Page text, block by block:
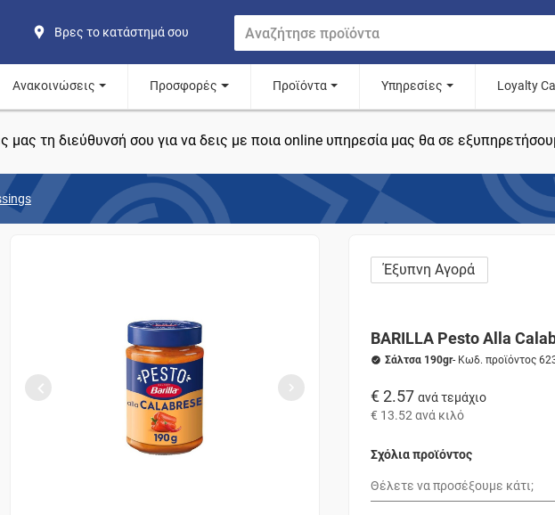
Βρες το κατάστημά σου
Ανακοινώσεις Προσφορές Προϊόντα Υπηρεσίες Loyalty
μας τη διεύθυνσή σου για να δεις με ποια online υπηρεσία μας θα σε
Έξυπνη Αγορά
BARILLA Pesto Alla
Σάλτσα 190gr- Κωδ. προϊόντος
€ 2.57 ανά τεμάχιο
€ 13.52 ανά κιλό
Σχόλια προϊόντος